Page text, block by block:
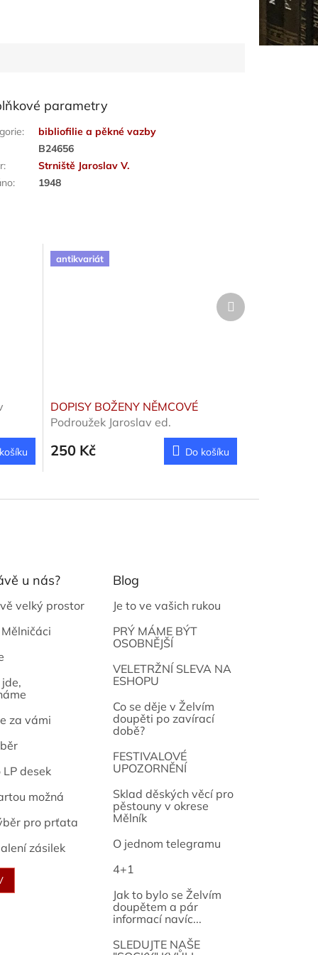
parametry
:
bibliofilie a pěkné vazby
B24656
:
Strniště Jaroslav V.
: 1948
antikvariát
DOPISY BOŽENY NĚMCOVÉ
Podroužek Jaroslav ed.
250 Kč Do košíku
Další
produkt
u nás?
velký prostor
za vámi
desek
možná
pro prťata
zásilek
Blog
Je to ve vašich rukou
PRÝ MÁME BÝT
OSOBNĚJŠÍ
VELETRŽNÍ SLEVA NA
ESHOPU
Co se děje v Želvím
doupěti po zavírací
době?
FESTIVALOVÉ
UPOZORNĚNÍ
Sklad děských věcí pro
pěstouny v okrese
Mělník
O jednom telegramu
4+1
Jak to bylo se Želvím
doupětem a pár
informací navíc...
SLEDUJTE NAŠE